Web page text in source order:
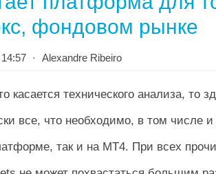
фондовом рынке
⋅ Alexandre Ribeiro
касается технического анализа, то
все, что необходимо, в том числе
так и на МТ4. При всех